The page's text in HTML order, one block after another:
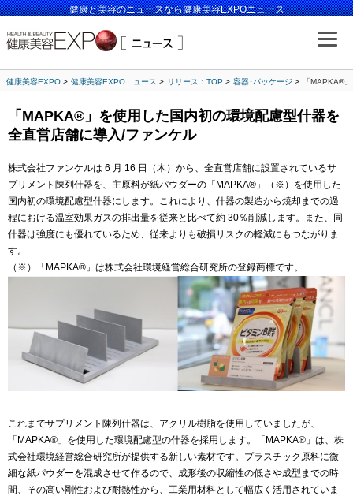
健康と美容のニュースなら健康美容EXPOニュース
健康美容EXPO 健康美容EXPOニュース リリース：TOP 容器･パッケージ 「MAPKA®
「MAPKA®」を使用した国内初の環境配慮型什器を
全直営店舗に導入/ファンケル
株式会社ファンケルは 6 月 16 日（木）から、全直営店舗に設置されているサ
プリメント陳列什器を、主原料が紙パウダーの「MAPKA®」（※）を使用した
国内初の環境配慮型什器にします。これにより、什器の製造から焼却までの過
程における温室効果ガスの排出量を従来と比べて約 30％削減します。また、同
什器は強度にも優れているため、従来よりも破損リスクの軽減にもつながりま
す。
（※）「MAPKA®」は株式会社環境経営総合研究所の登録商標です。
これまでサプリメント陳列什器は、アクリル樹脂を使用していましたが、
「MAPKA®」を使用した環境配慮型の什器を採用します。「MAPKA®」は、株
式会社環境経営総合研究所が提供する新しい素材です。プラスチック原料に微
細な紙パウダーを混成させて作るので、成形後の収縮性の低さや成型までの時
間、その高い剛性および耐熱性から、工業用材料として幅広く活用されていま